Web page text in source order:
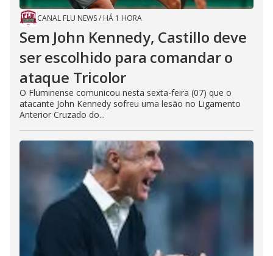
CANAL FLU NEWS/ HÁ 1 HORA
Sem John Kennedy, Castillo deve
ser escolhido para comandar o
ataque Tricolor
O Fluminense comunicou nesta sexta-feira (07) que o
atacante John Kennedy sofreu uma lesão no Ligamento
Anterior Cruzado do...